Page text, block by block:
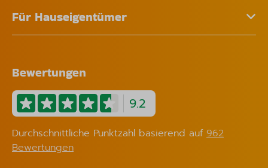
Für Hauseigentümer
Bewertungen
9.2
Durchschnittliche Punktzahl basierend auf 962
Bewertungen